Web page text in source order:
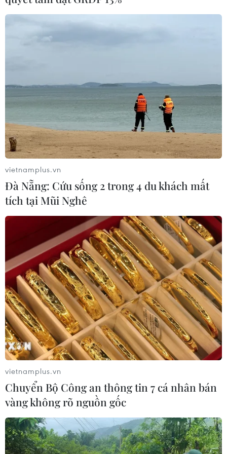
TIN LIÊN QUAN
Du lịch Bình Thuận: Điểm sáng kinh tế
Xanh Duyên hải Nam Trung Bộ
09/11/2023 23:00
Nhiều dự án lớn với các loại hình sản phẩm đa dạng,
khu phức hợp, sẽ đưa du lịch Bình Thuận pháy triển theo
hướng thu hút khách chất lượng cao, có khả năng chi
tiêu cao, có thời gian lưu trú dài ngày…
vietnamplus.vn
Đà Nẵng: Cứu sống 2 trong 4 du khách mất
tích tại Mũi Nghê
vietnamplus.vn
Chuyển Bộ Công an thông tin 7 cá nhân bán
vàng không rõ nguồn gốc